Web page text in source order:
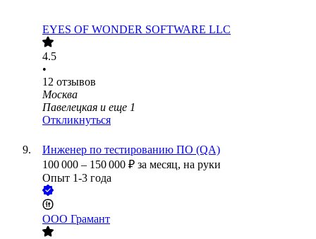
EYES OF WONDER SOFTWARE LLC
4.5
•
12 отзывов
Москва
Павелецкая и еще 1
Откликнуться
Инженер по тестированию ПО (QA)
100 000 – 150 000 ₽ за месяц, на руки
Опыт 1-3 года
ООО Грамант